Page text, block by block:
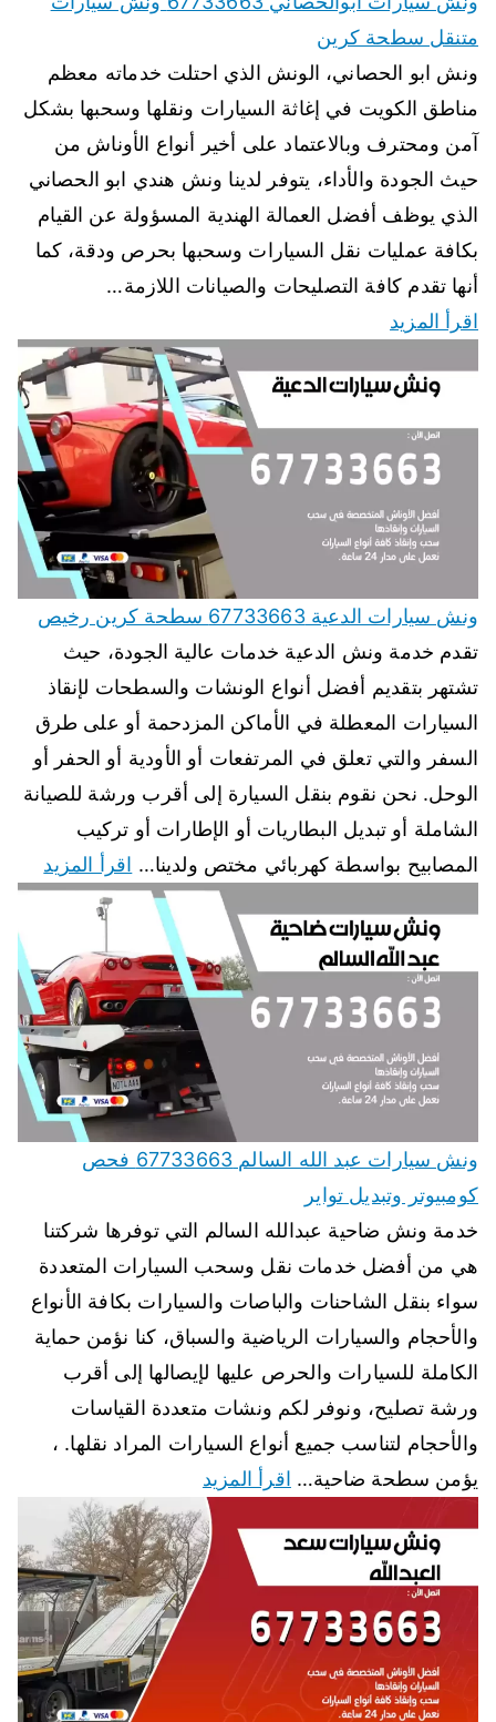
متنقل سطحة كرين
ونش ابو الحصاني، الونش الذي احتلت خدماته معظم
مناطق الكويت في إغاثة السيارات ونقلها وسحبها بشكل
آمن ومحترف وبالاعتماد على أخير أنواع الأوناش من
حيث الجودة والأداء، يتوفر لدينا ونش هندي ابو الحصاني
الذي يوظف أفضل العمالة الهندية المسؤولة عن القيام
بكافة عمليات نقل السيارات وسحبها بحرص ودقة، كما
أنها تقدم كافة التصليحات والصيانات اللازمة…
اقرأ المزيد
ونش سيارات الدعية 67733663 سطحة كرين رخيص
تقدم خدمة ونش الدعية خدمات عالية الجودة، حيث
تشتهر بتقديم أفضل أنواع الونشات والسطحات لإنقاذ
السيارات المعطلة في الأماكن المزدحمة أو على طرق
السفر والتي تعلق في المرتفعات أو الأودية أو الحفر أو
الوحل. نحن نقوم بنقل السيارة إلى أقرب ورشة للصيانة
الشاملة أو تبديل البطاريات أو الإطارات أو تركيب
المصابيح بواسطة كهربائي مختص ولدينا… اقرأ المزيد
ونش سيارات عبد الله السالم 67733663 فحص
كومبيوتر وتبديل تواير
خدمة ونش ضاحية عبدالله السالم التي توفرها شركتنا
هي من أفضل خدمات نقل وسحب السيارات المتعددة
سواء بنقل الشاحنات والباصات والسيارات بكافة الأنواع
والأحجام والسيارات الرياضية والسباق، كنا نؤمن حماية
الكاملة للسيارات والحرص عليها لإيصالها إلى أقرب
ورشة تصليح، ونوفر لكم ونشات متعددة القياسات
والأحجام لتناسب جميع أنواع السيارات المراد نقلها. ،
يؤمن سطحة ضاحية… اقرأ المزيد